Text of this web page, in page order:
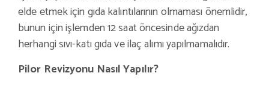
elde etmek için gıda kalıntılarının olmaması önemlidir,
bunun için işlemden 12 saat öncesinde ağızdan
herhangi sıvı-katı gıda ve ilaç alımı yapılmamalıdır.
Pilor Revizyonu Nasıl Yapılır?